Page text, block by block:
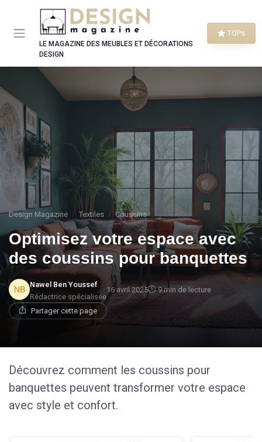
LE MAGAZINE DES MEUBLES ET DÉCORATIONS
DESIGN
TOPs
Design Magazine Textiles Coussins
Optimisez votre espace avec
des coussins pour banquettes
Nawel Ben Youssef
Rédactrice spécialisée
16 avril 2025 9 min de lecture
Partager cette page
Découvrez comment les coussins pour
banquettes peuvent transformer votre espace
avec style et confort.
Panneau de gestion des cookies